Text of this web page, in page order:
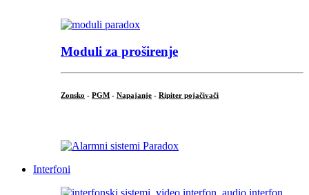
Moduli za proširenje
Zonsko - PGM - Napajanje - Ripiter pojačivači
Interfoni